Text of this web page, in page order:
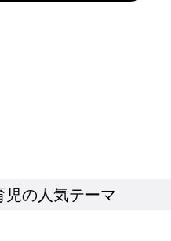
の人気テーマ